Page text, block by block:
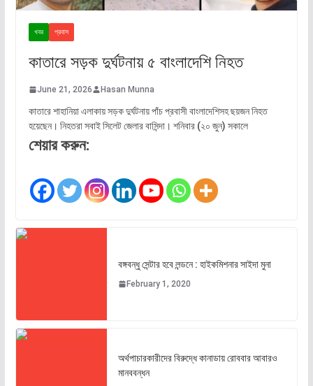
খবর প্রবাস
কাতারে সড়ক দুর্ঘটনায় ৫ বাংলাদেশি নিহত
June 21, 2026 Hasan Munna
কাতারে শাহানিয়া এলাকায় সড়ক দুর্ঘটনায় পাঁচ প্রবাসী বাংলাদেশিসহ ছয়জন নিহত
হয়েছেন। নিহতরা সবাই সিলেট জেলার বাসিন্দা। শনিবার (২০ জুন) সকালে
শেয়ার করুন:
বঙ্গবন্ধু সেন্টার হবে লন্ডনে : হাইকমিশনার সাইদা মুনা
February 1, 2020
অর্থপাচারকারীদের বিরুদ্ধে কানাডায় রোববার আবারও
মানববন্ধন